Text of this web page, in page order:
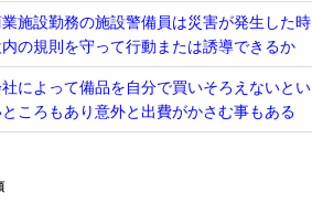
施設勤務の施設警備員は災害が発生した時
の規則を守って行動または誘導できるか
によって備品を自分で買いそろえないとい
ころもあり意外と出費がかさむ事もある